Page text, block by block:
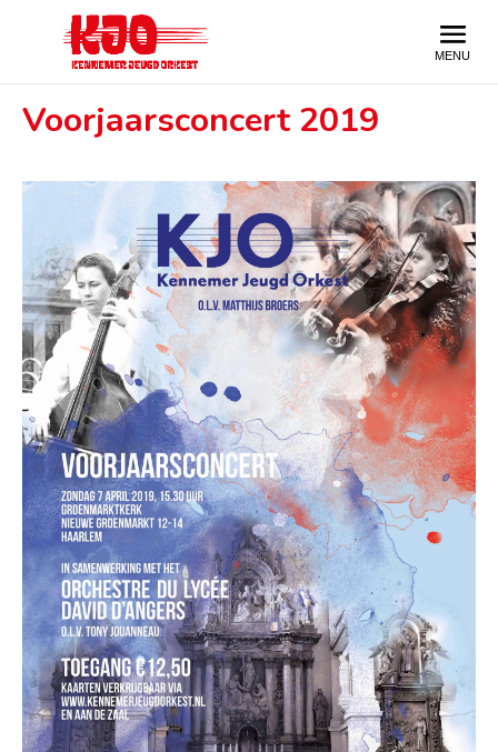
Voorjaarsconcert 2019